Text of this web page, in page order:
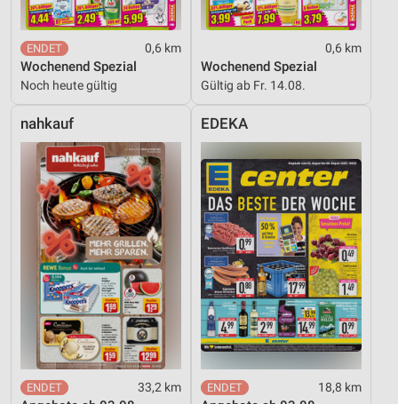
0,6 km
Wochenend Spezial
Noch heute gültig
0,6 km
Wochenend Spezial
Gültig ab Fr. 14.08.
nahkauf
33,2 km
EDEKA
18,8 km